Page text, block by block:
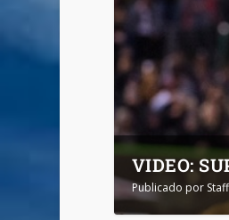
VIDEO:
Publicado por Staff